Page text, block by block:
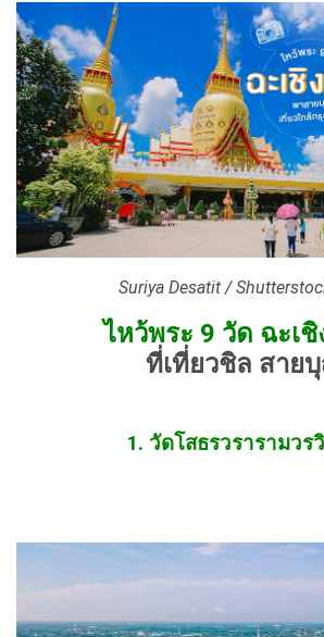
Suriya Desatit /
ไหว้พระ 9 วัด ฉะเชิ
ที่เที่ยวชิล สาย
1. วัดโสธรวรารามวร